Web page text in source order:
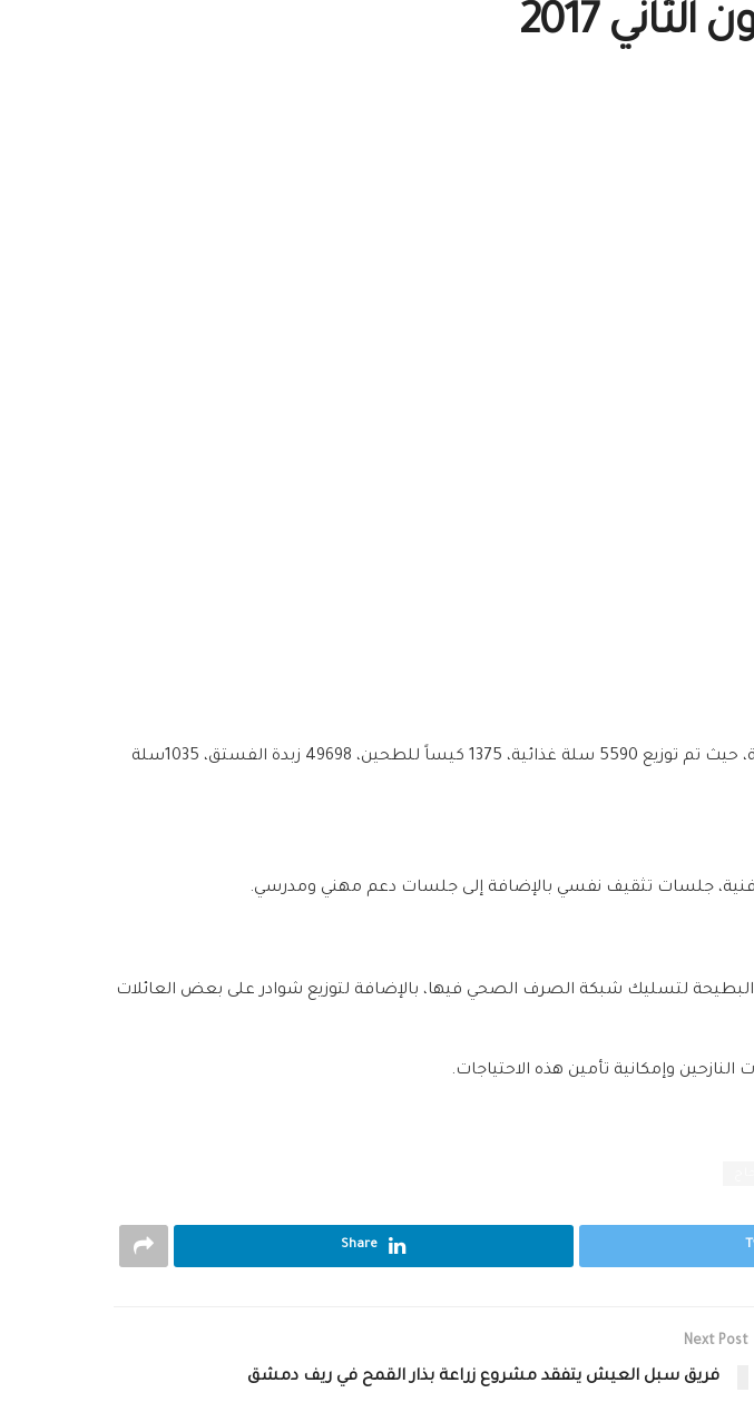
2017
قدمت فرق الإغاثة خدماتها لـ34825 شخصاً من خلال مركز الفرع وشعبتي حضر والبطيحة، حيث تم توزيع 5590 سلة غذائية، 1375 كيساً للطحين، 49698 زبدة الفستق، 1035سلة
لتسليك شبكة الصرف الصحي فيها، بالإضافة لتوزيع شوادر على بعض العائلات
وإمكانية تأمين هذه الاحتياجات.
Share
Next Post
فريق سبل العيش يتفقد مشروع زراعة بذار القمح في ريف دمشق